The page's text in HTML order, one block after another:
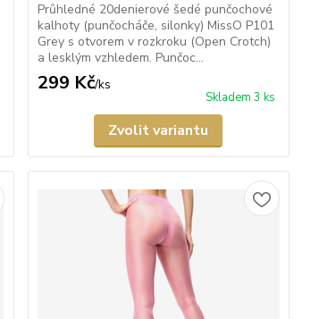
Průhledné 20denierové šedé punčochové
kalhoty (punčocháče, silonky) MissO P101
Grey s otvorem v rozkroku (Open Crotch)
a lesklým vzhledem. Punčoc...
299 Kč/ks
Skladem 3 ks
Zvolit variantu